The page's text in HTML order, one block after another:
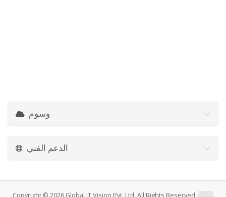
وسوم
الدعم الفني
Copyright © 2026 Global IT Vision Pvt. Ltd. All Rights Reserved.